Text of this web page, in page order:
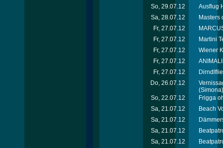
So, 29.07.12
Ausflug
Sa, 28.07.12
Masters
Fr, 27.07.12
Fr, 27.07.12
Martini
Fr, 27.07.12
Wiener
Fr, 27.07.12
Fr, 27.07.12
Do, 26.07.12
(Simona)
So, 22.07.12
Frigga
Sa, 21.07.12
Beach
Sa, 21.07.12
Sa, 21.07.12
Sa, 21.07.12